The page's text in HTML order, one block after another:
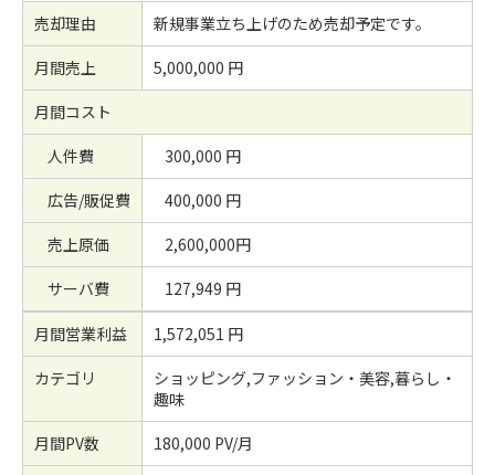
売却理由
新規事業立ち上げのため売却予定です。
月間売上
5,000,000 円
月間コスト
人件費
300,000 円
広告/販促費
400,000 円
売上原価
2,600,000円
サーバ費
127,949 円
月間営業利益
1,572,051 円
カテゴリ
ショッピング,ファッション・美容,暮らし・
趣味
月間PV数
180,000 PV/月